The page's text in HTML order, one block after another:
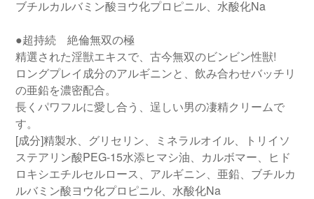
ブチルカルバミン酸ヨウ化プロピニル、水酸化Na
●超持続 絶倫無双の極
精選された淫獣エキスで、古今無双のビンビン性獣!
ロングプレイ成分のアルギニンと、飲み合わせバッチリ
の亜鉛を濃密配合。
長くパワフルに愛し合う、逞しい男の凄精クリームで
す。
[成分]精製水、グリセリン、ミネラルオイル、トリイソ
ステアリン酸PEG-15水添ヒマシ油、カルボマー、ヒド
ロキシエチルセルロース、アルギニン、亜鉛、ブチルカ
ルバミン酸ヨウ化プロピニル、水酸化Na